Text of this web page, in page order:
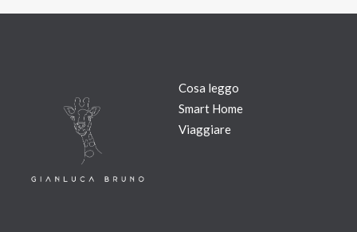
Cosa leggo
Smart Home
Viaggiare